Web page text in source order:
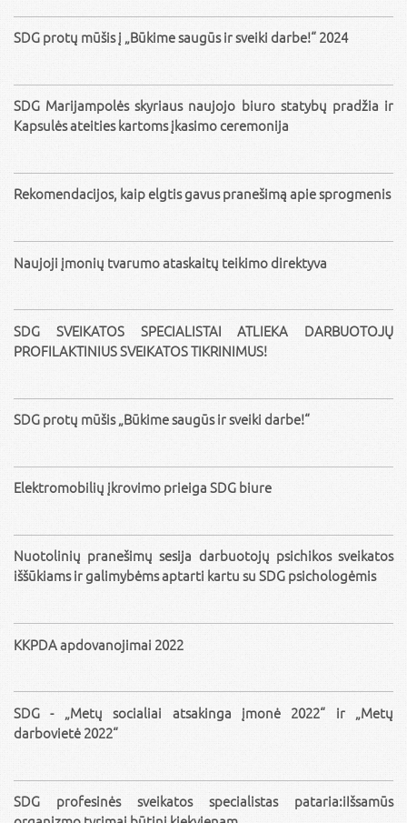
SDG protų mūšis į „Būkime saugūs ir sveiki darbe!“ 2024
SDG Marijampolės skyriaus naujojo biuro statybų pradžia ir
Kapsulės ateities kartoms įkasimo ceremonija
Rekomendacijos, kaip elgtis gavus pranešimą apie sprogmenis
Naujoji įmonių tvarumo ataskaitų teikimo direktyva
SDG SVEIKATOS SPECIALISTAI ATLIEKA DARBUOTOJŲ
PROFILAKTINIUS SVEIKATOS TIKRINIMUS!
SDG protų mūšis „Būkime saugūs ir sveiki darbe!“
Elektromobilių įkrovimo prieiga SDG biure
Nuotolinių pranešimų sesija darbuotojų psichikos sveikatos
iššūkiams ir galimybėms aptarti kartu su SDG psichologėmis
KKPDA apdovanojimai 2022
SDG - „Metų socialiai atsakinga įmonė 2022“ ir „Metų
darbovietė 2022“
SDG profesinės sveikatos specialistas pataria:iIšsamūs